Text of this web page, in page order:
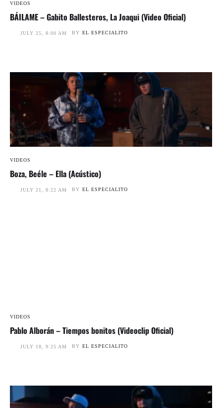
VIDEOS
BÁILAME – Gabito Ballesteros, La Joaqui (Video Oficial)
JULY 25, 8:00 AM BY EL ESPECIALITO
VIDEOS
Boza, Beéle – Ella (Acústico)
JULY 21, 8:22 AM BY EL ESPECIALITO
VIDEOS
Pablo Alborán – Tiempos bonitos (Videoclip Oficial)
JULY 18, 9:25 AM BY EL ESPECIALITO